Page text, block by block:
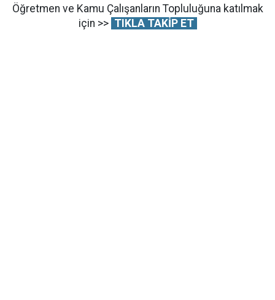
Öğretmen ve Kamu Çalışanların Topluluğuna katılmak
için >> TIKLA TAKİP ET